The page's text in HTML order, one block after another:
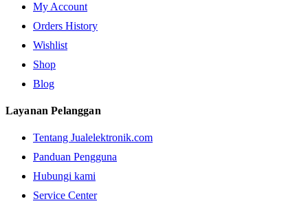
My Account
Orders History
Wishlist
Shop
Blog
Layanan Pelanggan
Tentang Jualelektronik.com
Panduan Pengguna
Hubungi kami
Service Center